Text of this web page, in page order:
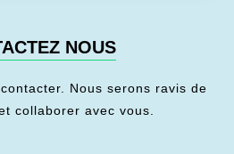
NOUS
Nous serons ravis de
collaborer avec vous.